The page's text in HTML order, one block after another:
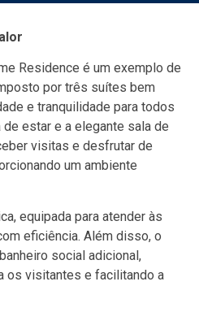
Residence é um exemplo de
por três suítes bem
e tranquilidade para todos
estar e a elegante sala de
visitas e desfrutar de
um ambiente
equipada para atender às
eficiência. Além disso, o
social adicional,
os visitantes e facilitando a